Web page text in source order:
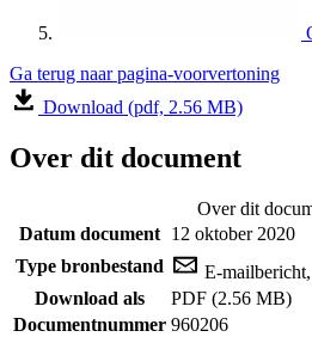
Ga terug naar pagina-voorvertoning
Download (pdf, 2.56 MB)
Over dit document
Over dit
Datum document 12 oktober 2020
Type bronbestand
E-
Download als
PDF (2.56 MB)
Documentnummer 960206